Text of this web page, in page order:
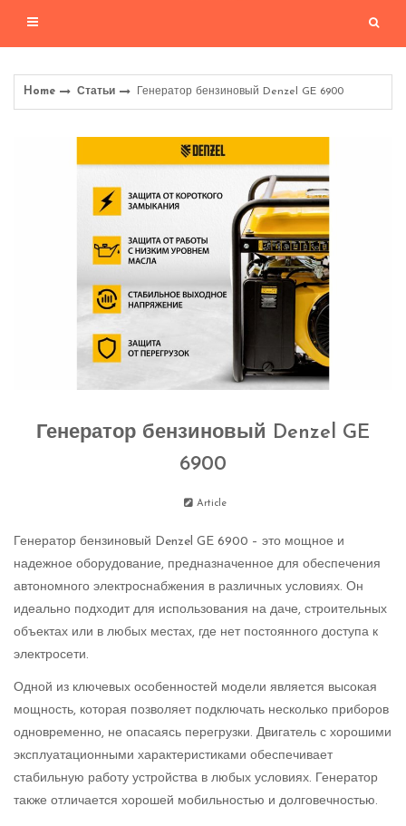
Home Статьи Генератор бензиновый Denzel GE 6900
Генератор бензиновый Denzel GE
6900
Article
Генератор бензиновый Denzel GE 6900 – это мощное и
надежное оборудование, предназначенное для обеспечения
автономного электроснабжения в различных условиях. Он
идеально подходит для использования на даче, строительных
объектах или в любых местах, где нет постоянного доступа к
электросети.
Одной из ключевых особенностей модели является высокая
мощность, которая позволяет подключать несколько приборов
одновременно, не опасаясь перегрузки. Двигатель с хорошими
эксплуатационными характеристиками обеспечивает
стабильную работу устройства в любых условиях. Генератор
также отличается хорошей мобильностью и долговечностью.